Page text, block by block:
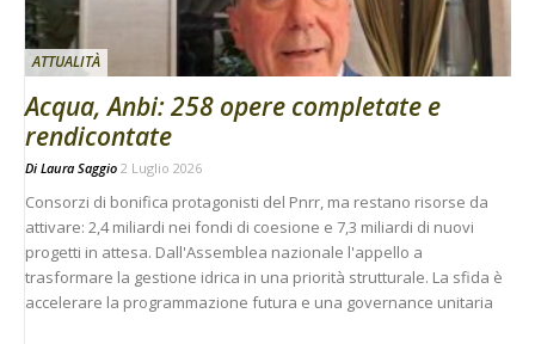
ATTUALITÀ
Acqua, Anbi: 258 opere completate e
rendicontate
Di Laura Saggio 2 Luglio 2026
Consorzi di bonifica protagonisti del Pnrr, ma restano risorse da
attivare: 2,4 miliardi nei fondi di coesione e 7,3 miliardi di nuovi
progetti in attesa. Dall'Assemblea nazionale l'appello a
trasformare la gestione idrica in una priorità strutturale. La sfida è
accelerare la programmazione futura e una governance unitaria